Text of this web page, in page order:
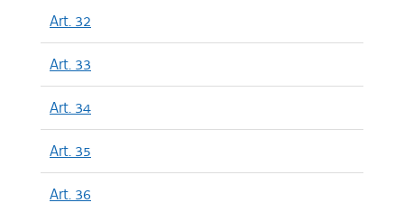
Art. 32
Art. 33
Art. 34
Art. 35
Art. 36